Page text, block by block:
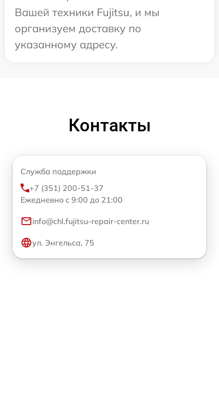
Вашей техники Fujitsu, и мы
организуем доставку по
указанному адресу.
Контакты
Служба поддержки
+7 (351) 200-51-37
Ежедневно с 9:00 до 21:00
info@chl.fujitsu-repair-center.ru
ул. Энгельса, 75